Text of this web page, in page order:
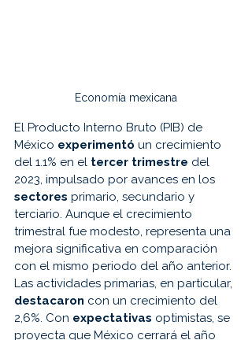
Economía mexicana
El Producto Interno Bruto (PIB) de
México experimentó un crecimiento
del 1.1% en el tercer trimestre del
2023, impulsado por avances en los
sectores primario, secundario y
terciario. Aunque el crecimiento
trimestral fue modesto, representa una
mejora significativa en comparación
con el mismo periodo del año anterior.
Las actividades primarias, en particular,
destacaron con un crecimiento del
2,6%. Con expectativas optimistas, se
proyecta que México cerrará el año